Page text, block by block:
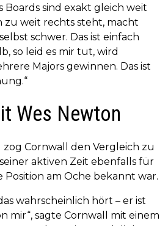
Boards sind exakt gleich weit
weit rechts steht, macht
schwer. Das ist einfach
so leid es mir tut, wird
Majors gewinnen. Das ist
Wes Newton
Cornwall den Vergleich zu
aktiven Zeit ebenfalls für
am Oche bekannt war.
wahrscheinlich hört – er ist
mir“, sagte Cornwall mit einem